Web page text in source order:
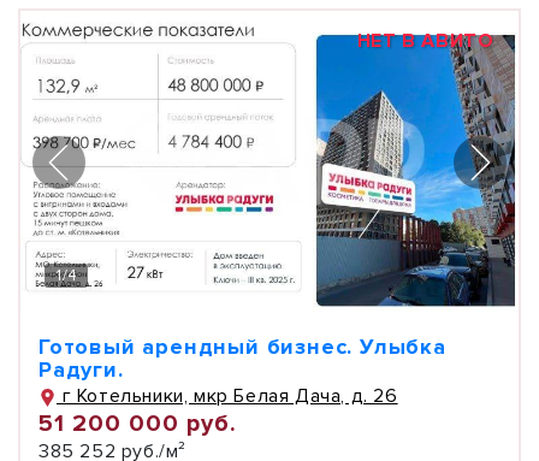
НЕТ В АВИТО
1/4
Готовый арендный бизнес. Улыбка
Радуги.
г Котельники, мкр Белая Дача, д. 26
51 200 000 руб.
385 252 руб./м²